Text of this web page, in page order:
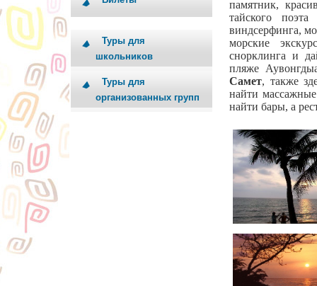
Туры для
школьников
Туры для
организованных групп
памятник,
тайского
виндсерфинга,
морские
снорклинга и
пляже
Самет, также
найти
найти бары, а